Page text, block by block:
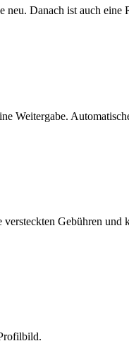
neu. Danach ist auch eine
Weitergabe.
Gebühren und